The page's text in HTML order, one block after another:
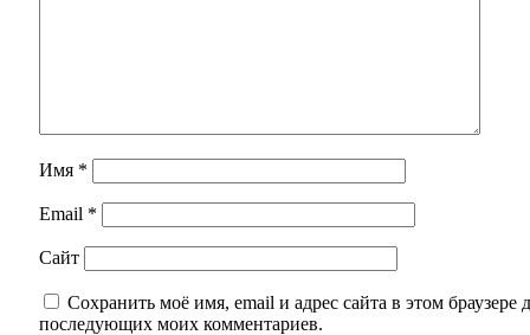
Имя *
Email *
Сайт
Сохранить моё имя, email и адрес сайта в этом браузере
последующих моих комментариев.